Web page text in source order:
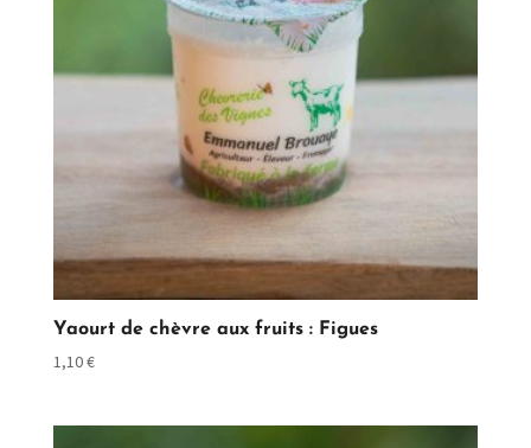
Yaourt de chèvre aux fruits : Figues
1,10€